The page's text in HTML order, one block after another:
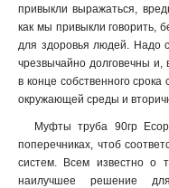
привыкли выражаться,
как мы привыкли говорить,
для здоровья людей. Надо
чрезвычайно долговечны и,
в конце собственного
окружающей среды и
Муфты труба 90гр
поперечниках, чтоб
систем. Всем известно о
наилучшее решение